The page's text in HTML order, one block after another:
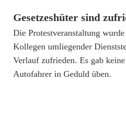
S
t
ö
r
Gesetzeshüter sind
Die Protestveranstaltung
Kollegen umliegender
Verlauf zufrieden. Es gab
Autofahrer in Geduld üben.